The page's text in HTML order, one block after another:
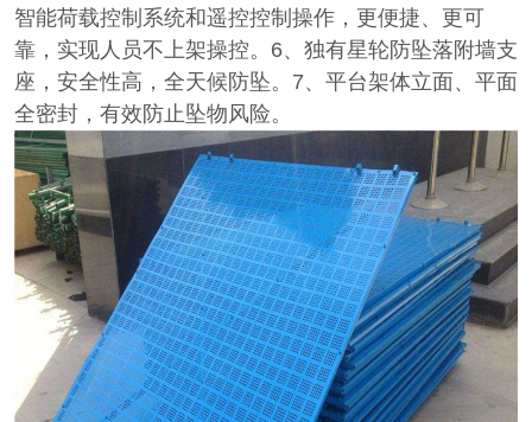
智能荷载控制系统和遥控控制操作，更便捷、更可
靠，实现人员不上架操控。 6、独有星轮防坠落附墙支
座，安全性高，全天候防坠。 7、平台架体立面、平面
全密封，有效防止坠物风险。